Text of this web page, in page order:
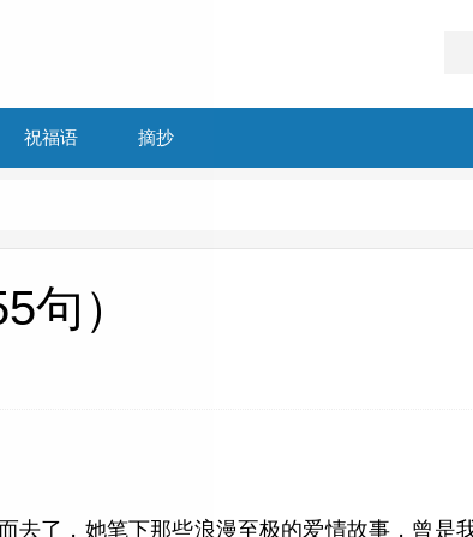
祝福语 摘抄
句）
去了，她笔下那些浪漫至极的爱情故事，曾是